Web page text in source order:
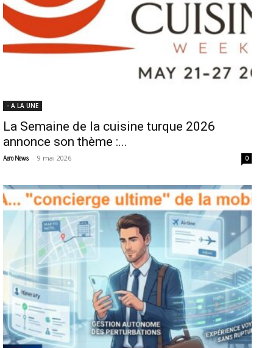
- A LA UNE
La Semaine de la cuisine turque 2026
annonce son thème :...
Aero News - 9 mai 2026 0